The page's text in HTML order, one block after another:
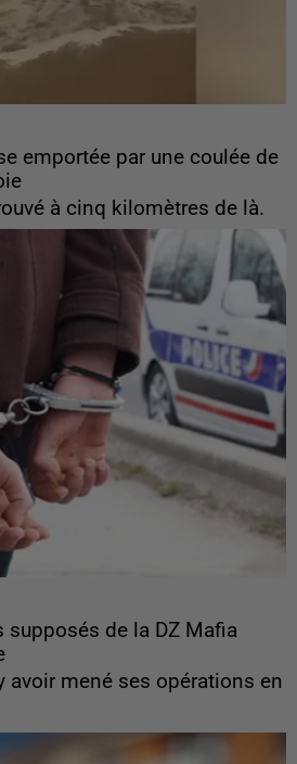
emportée par une coulée de
à cinq kilomètres de là.
supposés de la DZ Mafia
avoir mené ses opérations en